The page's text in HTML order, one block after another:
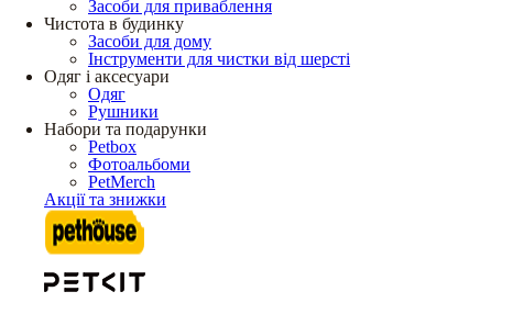
Засоби для приваблення
Чистота в будинку
Засоби для дому
Інструменти для чистки від шерсті
Одяг і аксесуари
Одяг
Рушники
Набори та подарунки
Petbox
Фотоальбоми
PetMerch
Акції та знижки